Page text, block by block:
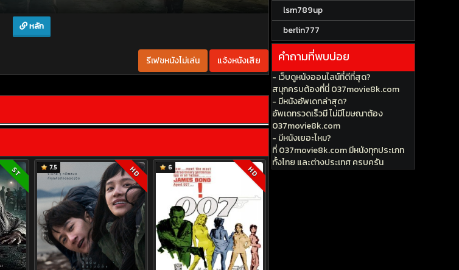
หลัก
รีเฟชหนังไม่เล่น แจ้งหนังเสีย
ST 7.5 HD 6 HD
lsm789up
berlin777
คำถามที่พบบ่อย
- เว็บดูหนังออนไลน์ที่ดีที่สุด?
สนุกครบต้องที่นี่ 037movie8k.com
- มีหนังอัพเดทล่าสุด?
อัพเดทรวดเร็วมี ไม่มีโฆษณาต้อง
037movie8k.com
- มีหนังเยอะไหม?
ที่ 037movie8k.com มีหนังทุกประเภท
ทั้งไทย และต่างประเทศ ครบครัน